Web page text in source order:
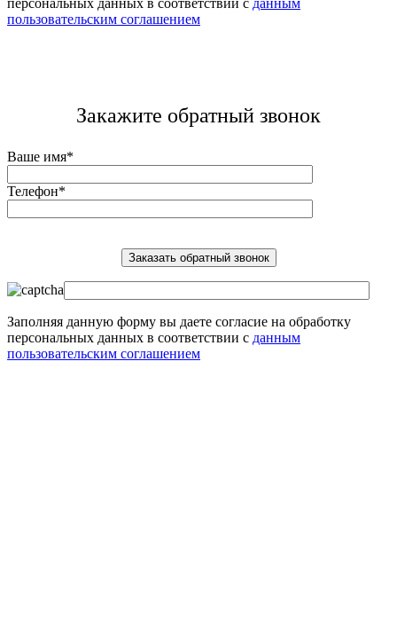
пользовательским соглашением
Закажите обратный звонок
Ваше имя*
Телефон*
Заполняя данную форму вы даете согласие на обработку
персональных данных в соответствии с данным
пользовательским соглашением